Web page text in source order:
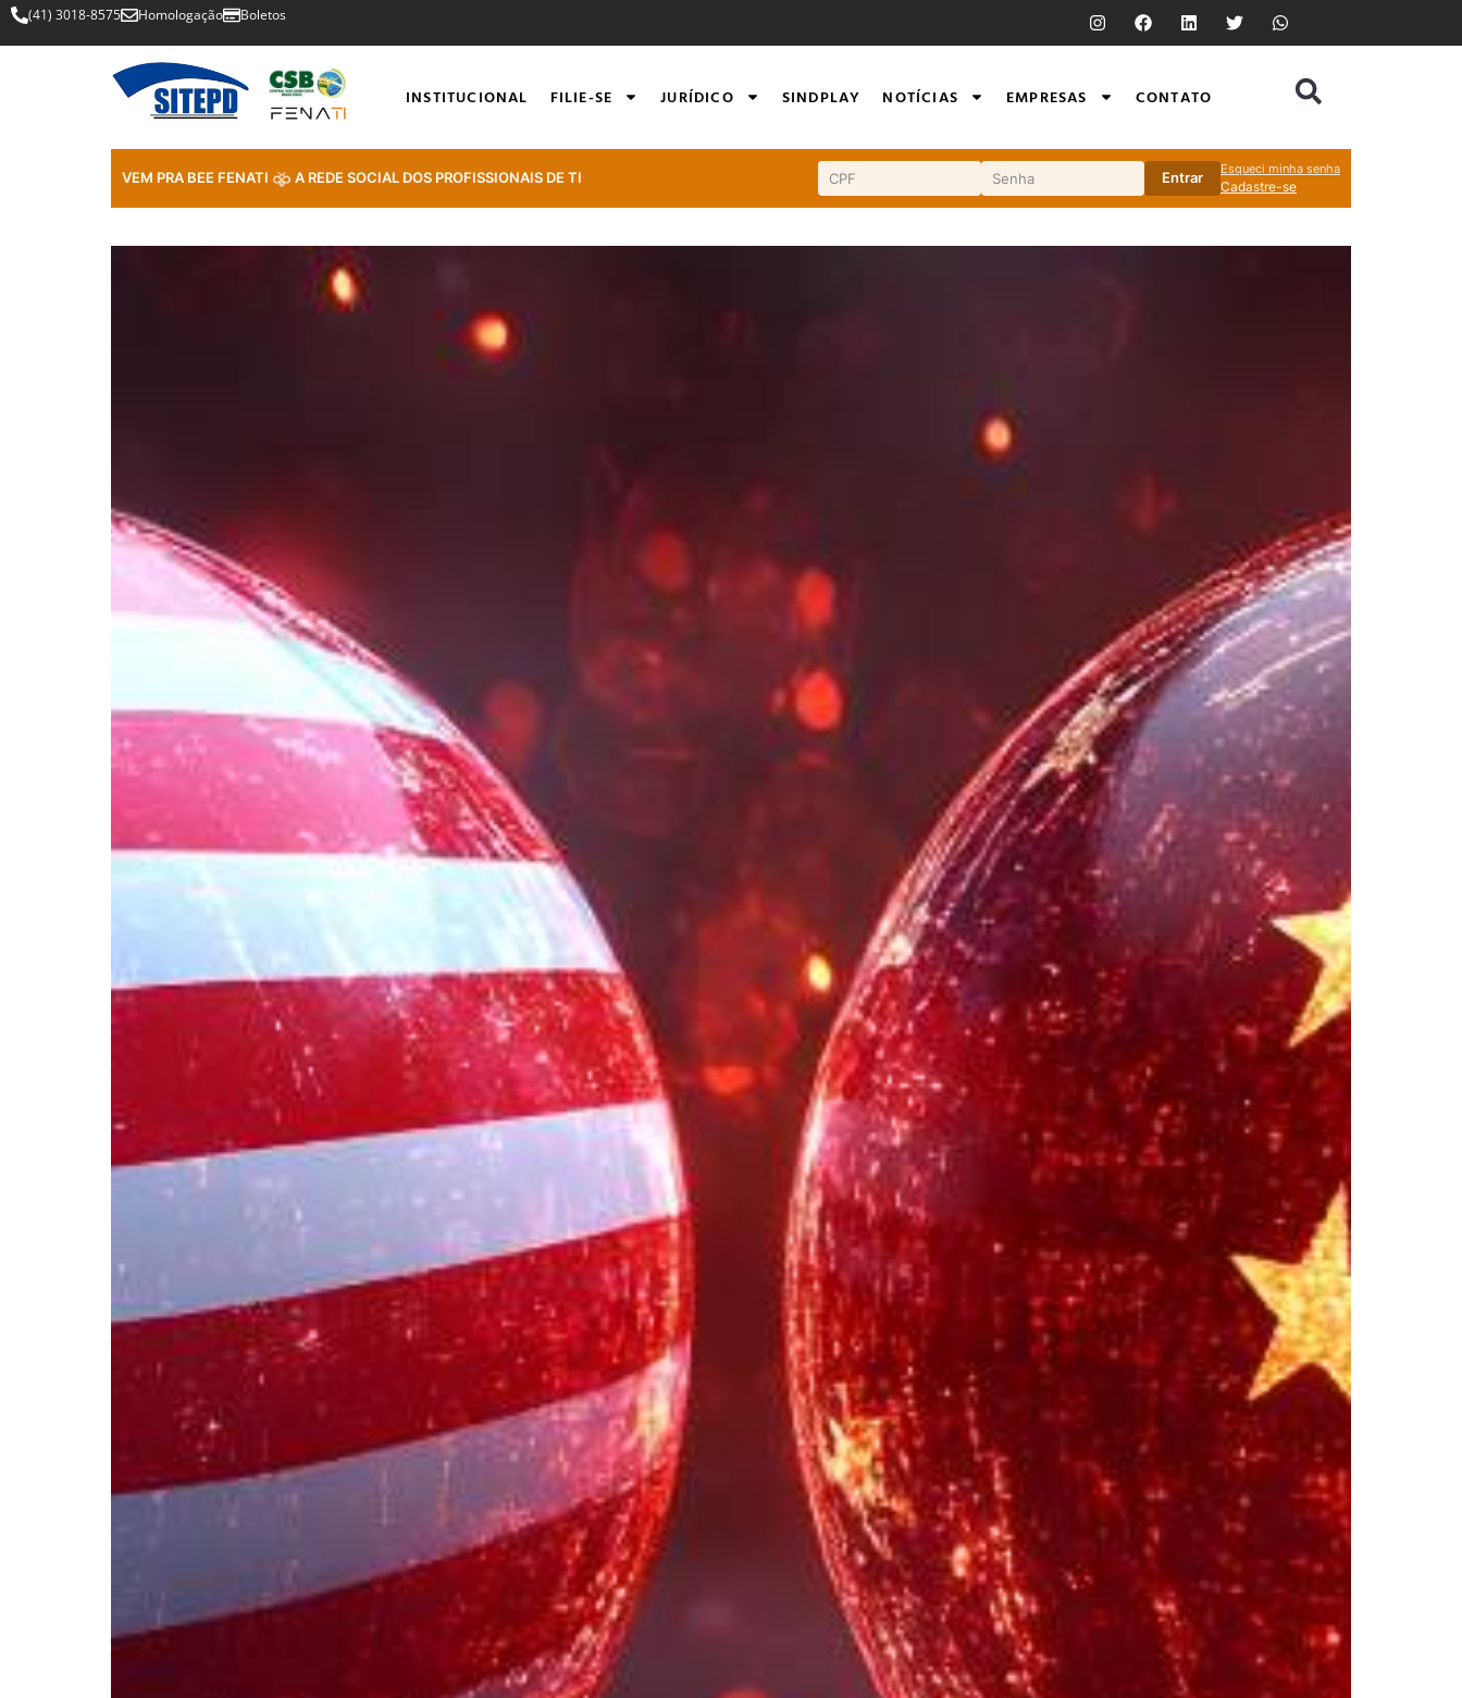
(41) 3018-8575 Homologação Boletos
INSTITUCIONAL FILIE-SE JURÍDICO SINDPLAY NOTÍCIAS EMPRESAS CONTATO
VEM PRA BEE FENATI A REDE SOCIAL DOS PROFISSIONAIS DE TI Entrar
Esqueci minha senha
Cadastre-se